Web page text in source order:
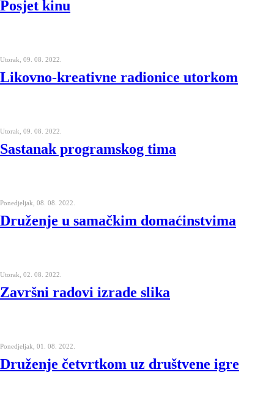
Posjet kinu
Utorak, 09. 08. 2022.
Likovno-kreativne radionice utorkom
Utorak, 09. 08. 2022.
Sastanak programskog tima
Ponedjeljak, 08. 08. 2022.
Druženje u samačkim domaćinstvima
Utorak, 02. 08. 2022.
Završni radovi izrade slika
Ponedjeljak, 01. 08. 2022.
Druženje četvrtkom uz društvene igre